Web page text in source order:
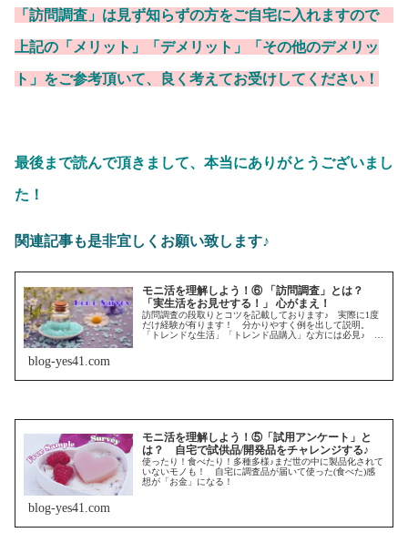
「訪問調査」は見ず知らずの方をご自宅に入れますので
上記の「メリット」「デメリット」「その他のデメリッ
ト」をご参考頂いて、良く考えてお受けしてください！
最後まで読んで頂きまして、本当にありがとうございまし
た！
関連記事も是非宜しくお願い致します♪
モニ活を理解しよう！⑥ 「訪問調査」とは？
「実生活をお見せする！」 心がまえ！
訪問調査の段取りとコツを記載しております♪ 実際に1度
だけ経験が有ります！ 分かりやすく例を出して説明。
「トレンドな生活」「トレンド品購入」な方には必見♪ 参
blog-yes41.com
モニ活を理解しよう！⑤「試用アンケート」と
は？ 自宅で試供品/開発品をチャレンジする♪
使ったり！食べたり！多種多様♪まだ世の中に製品化されて
いないモノも！ 自宅に調査品が届いて使った(食べた)感
想が「お金」になる！
blog-yes41.com